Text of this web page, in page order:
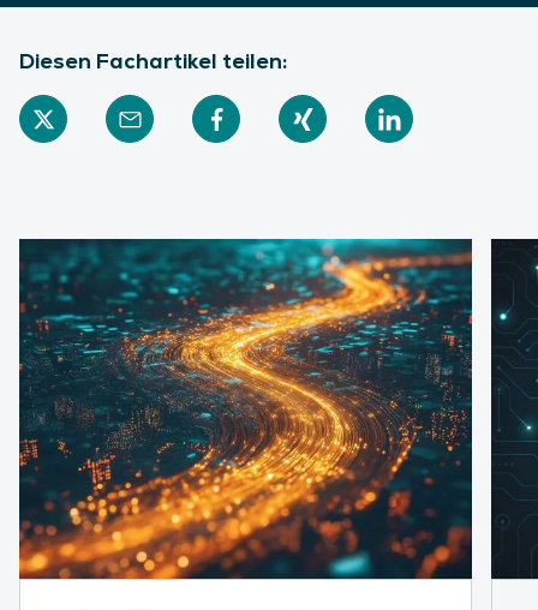
Diesen Fachartikel teilen: